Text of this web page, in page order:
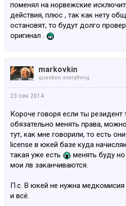
поменял на норвежские
действия, плюс , так как нету
остановят, то будут долго
оригинал .
markovkin
question everything
23 сен 2014
Короче говоря если ты резидент
обязательно менять права,
тут, как мне говорили, то есть
license в юкей базе куда
такая уже есть
менять буду
мои лв заканчиваются.
П.с. В юкей не нужна медкомисия
и всё.